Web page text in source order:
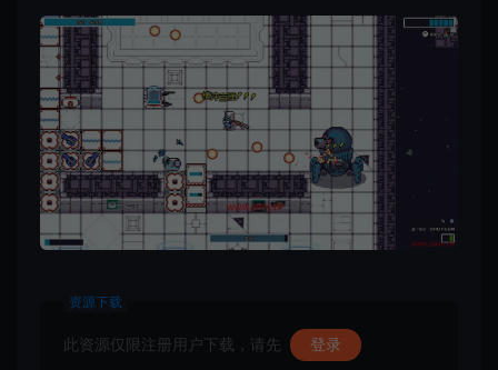
资源下载
此资源仅限注册用户下载，请先 登录